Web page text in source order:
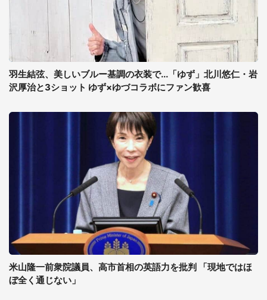
羽生結弦、美しいブルー基調の衣装で...「ゆず」北川悠仁・岩
沢厚治と3ショット ゆず×ゆづコラボにファン歓喜
米山隆一前衆院議員、高市首相の英語力を批判 「現地ではほ
ぼ全く通じない」